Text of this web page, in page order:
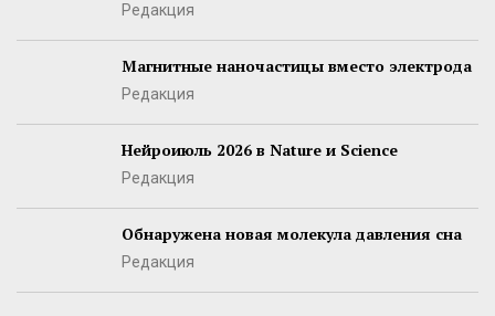
Редакция
Магнитные наночастицы вместо электрода
Редакция
Нейроиюль 2026 в Nature и Science
Редакция
Обнаружена новая молекула давления сна
Редакция